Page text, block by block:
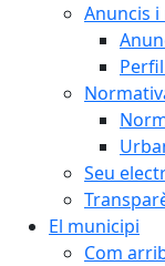
Anuncis
Seu
El municipi
Com